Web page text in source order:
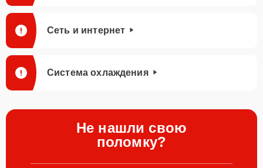
Сеть и интернет
Система охлаждения
Не нашли свою
поломку?